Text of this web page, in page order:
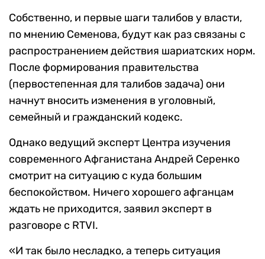
Собственно, и первые шаги талибов у власти,
по мнению Семенова, будут как раз связаны с
распространением действия шариатских норм.
После формирования правительства
(первостепенная для талибов задача) они
начнут вносить изменения в уголовный,
семейный и гражданский кодекс.
Однако ведущий эксперт Центра изучения
современного Афганистана Андрей Серенко
смотрит на ситуацию с куда большим
беспокойством. Ничего хорошего афганцам
ждать не приходится, заявил эксперт в
разговоре с RTVI.
«И так было несладко, а теперь ситуация